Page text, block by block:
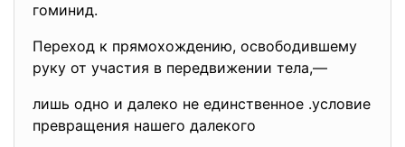
гоминид.
Переход к прямохождению, освободившему
руку от участия в передвижении тела,—
лишь одно и далеко не единственное .условие
превращения нашего далекого